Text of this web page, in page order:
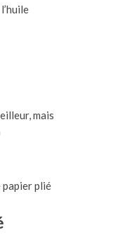
mais
papier plié